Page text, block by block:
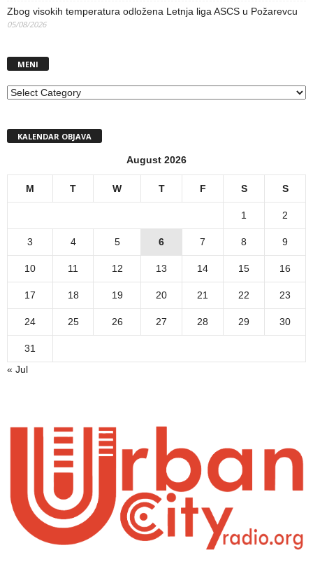
Zbog visokih temperatura odložena Letnja liga ASCS u Požarevcu
05/08/2026
MENI
MENI
KALENDAR OBJAVA
August 2026
M T W T F S S
1 2
3 4 5 6 7 8 9
10 11 12 13 14 15 16
17 18 19 20 21 22 23
24 25 26 27 28 29 30
31
« Jul